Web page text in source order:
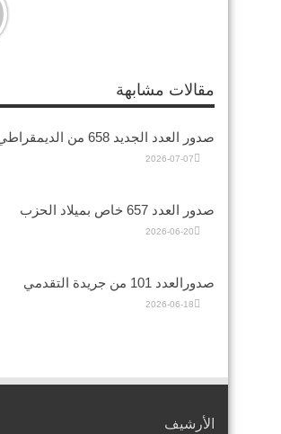
مقالات مشابهة
صدور العدد الجديد 658 من الديمقراطي
2026-07-07
صدور العدد 657 خاص بميلاد الحزب
2026-06-20
صدورالعدد 101 من جريدة التقدمي
2026-06-18
الأرشيف